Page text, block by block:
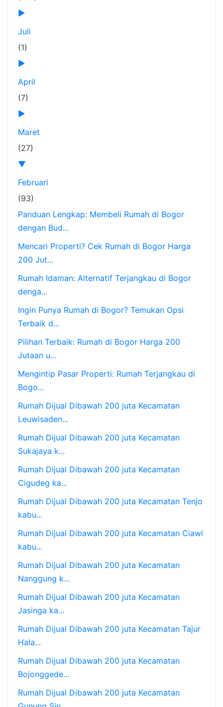
►
Juli
(1)
►
April
(7)
►
Maret
(27)
▼
Februari
(93)
Panduan Lengkap: Membeli Rumah di Bogor
dengan Bud...
Mencari Properti? Cek Rumah di Bogor Harga
200 Jut...
Rumah Idaman: Alternatif Terjangkau di Bogor
denga...
Ingin Punya Rumah di Bogor? Temukan Opsi
Terbaik d...
Pilihan Terbaik: Rumah di Bogor Harga 200
Jutaan u...
Mengintip Pasar Properti: Rumah Terjangkau di
Bogo...
Rumah Dijual Dibawah 200 juta Kecamatan
Leuwisaden...
Rumah Dijual Dibawah 200 juta Kecamatan
Sukajaya k...
Rumah Dijual Dibawah 200 juta Kecamatan
Cigudeg ka...
Rumah Dijual Dibawah 200 juta Kecamatan Tenjo
kabu...
Rumah Dijual Dibawah 200 juta Kecamatan Ciawi
kabu...
Rumah Dijual Dibawah 200 juta Kecamatan
Nanggung k...
Rumah Dijual Dibawah 200 juta Kecamatan
Jasinga ka...
Rumah Dijual Dibawah 200 juta Kecamatan Tajur
Hala...
Rumah Dijual Dibawah 200 juta Kecamatan
Bojonggede...
Rumah Dijual Dibawah 200 juta Kecamatan